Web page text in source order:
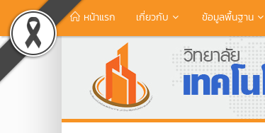
หน้าแรก เกี่ยวกับ ข้อมูลพื้นฐาน